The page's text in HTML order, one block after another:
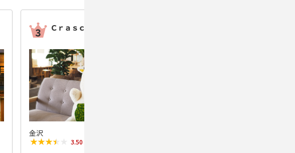
Ｃｒａｓｃｏ 旅音
金沢
★★★★★
★★★★★ 3.50